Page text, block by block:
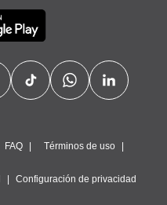
FAQ Términos de uso
Configuración de privacidad